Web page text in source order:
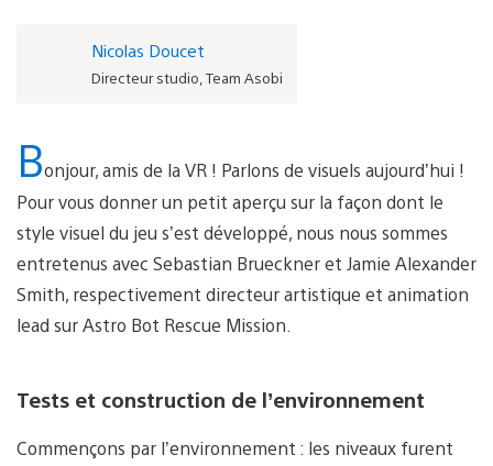
de
Nicolas Doucet
Directeur studio, Team Asobi
Bonjour, amis de la VR ! Parlons de visuels aujourd’hui !
Pour vous donner un petit aperçu sur la façon dont le
style visuel du jeu s’est développé, nous nous sommes
entretenus avec Sebastian Brueckner et Jamie Alexander
Smith, respectivement directeur artistique et animation
lead sur Astro Bot Rescue Mission.
Tests et construction de l’environnement
Commençons par l’environnement : les niveaux furent